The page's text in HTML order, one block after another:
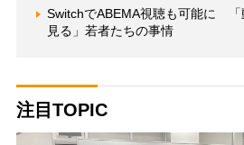
SwitchでABEMA視聴も可能に 「
見る」若者たちの事情
注目TOPIC